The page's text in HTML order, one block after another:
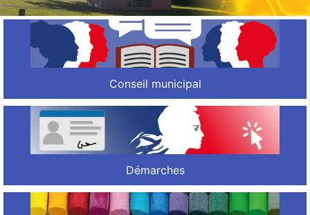
Conseil municipal
Démarches